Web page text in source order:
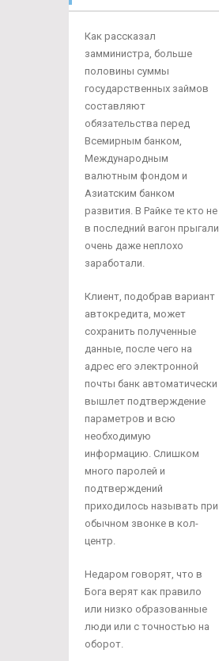
Как рассказал
замминистра, больше
половины суммы
государственных займов
составляют
обязательства перед
Всемирным банком,
Международным
валютным фондом и
Азиатским банком
развития. В Райке те кто не
в последний вагон прыгали
очень даже неплохо
заработали.
Клиент, подобрав вариант
автокредита, может
сохранить полученные
данные, после чего на
адрес его электронной
почты банк автоматически
вышлет подтверждение
параметров и всю
необходимую
информацию. Слишком
много паролей и
подтверждений
приходилось называть при
обычном звонке в кол-
центр.
Недаром говорят, что в
Бога верят как правило
или низко образованные
люди или с точностью на
оборот.